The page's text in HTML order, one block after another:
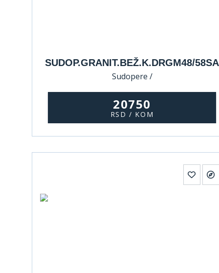
SUDOP.GRANIT.BEŽ.K.DRGM48/58SA
Sudopere /
20750
RSD / KOM